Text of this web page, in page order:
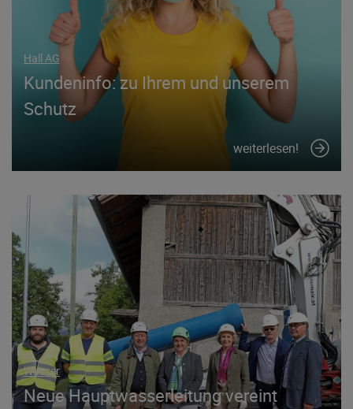
Hall AG
Kundeninfo: zu Ihrem und unserem
Schutz
weiterlesen!
Wasser
Neue Hauptwasserleitung vereint